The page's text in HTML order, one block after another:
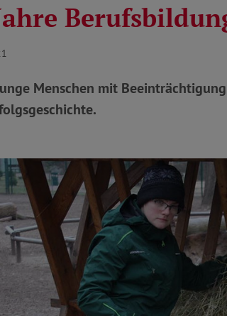
Menschen mit